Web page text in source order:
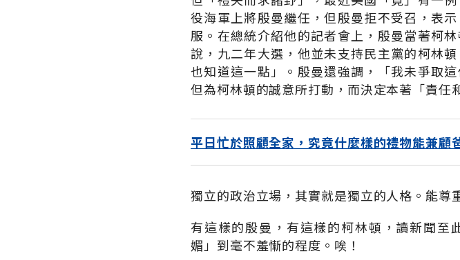
役海軍上將殷曼繼任，但殷曼拒不受召，表
服。在總統介紹他的記者會上，殷曼當著柯
說，九二年大選，他並未支持民主黨的柯林
也知道這一點」。殷曼還強調，「我未爭取
但為柯林頓的誠意所打動，而決定本著「責任
平日忙於照顧全家，究竟什麼樣的禮物能兼顧
獨立的政治立場，其實就是獨立的人格。能尊
有這樣的殷曼，有這樣的柯林頓，讀新聞至
媚」到毫不羞慚的程度。唉！